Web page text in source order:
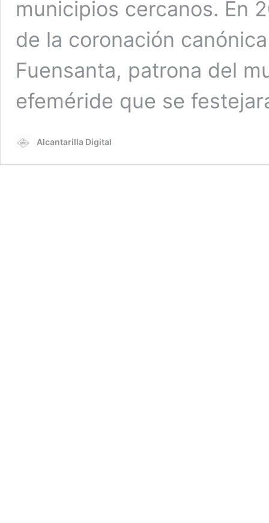
municipios cercanos. En
de la coronación
Fuensanta, patrona del
efeméride que se
Alcantarilla Digital